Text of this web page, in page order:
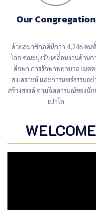
Our Congregation
ด้วย​สมาชิก​ภคินี​กว่า​ 4,246​ คน​
โลก​ คณะ​มุ่ง​ขับเคลื่อน​งาน​ด้าน​ก
ศึกษา​ การ​รักษา​พยาบาล​ เมตต
สงเคราะห์​ และ​การ​แพร่​ธรรม​อย่
สร้างสรรค์​ ตาม​จิตตารมณ์​ของ​นั
เปาโล